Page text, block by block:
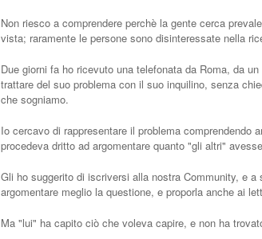
Non riesco a comprendere perchè la gente cerca
vista; raramente le persone sono disinteressate nella
Due giorni fa ho ricevuto una telefonata da Roma, da
trattare del suo problema con il suo inquilino, senza
che sogniamo.
Io cercavo di rappresentare il problema
procedeva dritto ad argomentare quanto "gli altri"
Gli ho suggerito di iscriversi alla nostra Community, e
argomentare meglio la questione, e proporla anche ai
Ma "lui" ha capito ciò che voleva capire, e non ha